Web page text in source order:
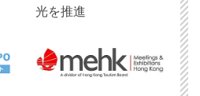
光を推進